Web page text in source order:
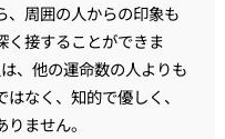
、周囲の人からの印象も
く接することができま
、他の運命数の人よりも
なく、知的で優しく、
ません。